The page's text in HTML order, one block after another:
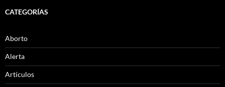
CATEGORÍAS
Aborto
Alerta
Artículos